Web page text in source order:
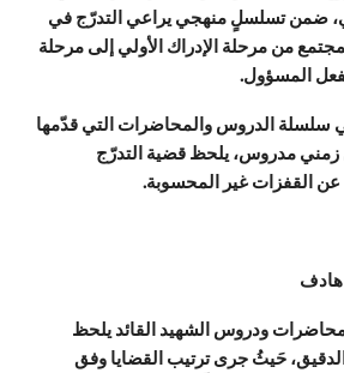
ضمن تسلسلٍ منهجي يراعي التدرّج في
من مرحلة الإدراك الأولي إلى مرحلة
المسؤول.
الدروس والمحاضرات التي قدّمها
زمني مدروس، يلحظ قضية التدرّج
عن القفزات غير المحسوبة.
هادف
ودروس الشهيد القائد يلحظ
حَيثُ جرى ترتيب القضايا وفق